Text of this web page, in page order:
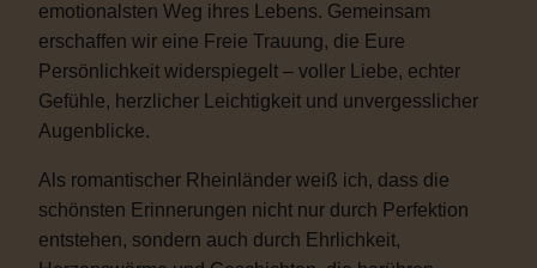
emotionalsten Weg ihres Lebens. Gemeinsam
erschaffen wir eine Freie Trauung, die Eure
Persönlichkeit widerspiegelt – voller Liebe, echter
Gefühle, herzlicher Leichtigkeit und unvergesslicher
Augenblicke.
Als romantischer Rheinländer weiß ich, dass die
schönsten Erinnerungen nicht nur durch Perfektion
entstehen, sondern auch durch Ehrlichkeit,